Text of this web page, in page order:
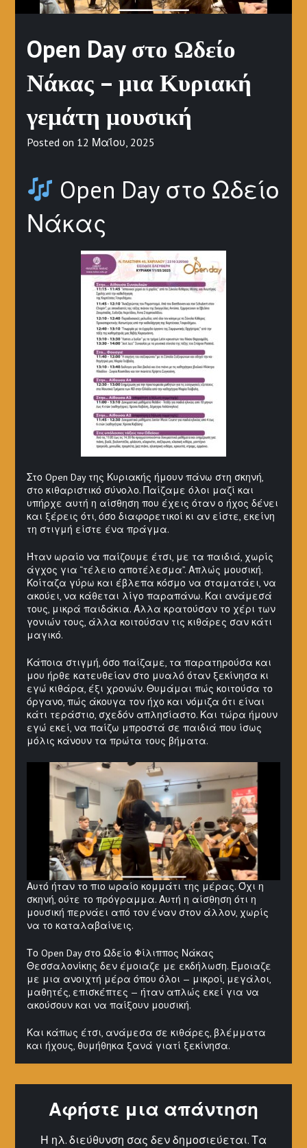
Open Day στο Ωδείο
Νάκας – μια Κυριακή
γεμάτη μουσική
Posted on 12 Μαΐου, 2025
Open Day στο Ωδείο
Νάκας
Στο Open Day της Κυριακής ήμουν πάνω στη σκηνή,
στο κιθαριστικό σύνολο. Παίζαμε όλοι μαζί και
υπήρχε αυτή η αίσθηση που έχεις όταν ο ήχος δένει
και ξέρεις ότι, όσο διαφορετικοί κι αν είστε, εκείνη
τη στιγμή είστε ένα πράγμα.
Ήταν ωραίο να παίζουμε έτσι, με τα παιδιά, χωρίς
άγχος για “τέλειο αποτέλεσμα”. Απλώς μουσική.
Κοίταζα γύρω και έβλεπα κόσμο να σταματάει, να
ακούει, να κάθεται λίγο παραπάνω. Και ανάμεσά
τους, μικρά παιδάκια. Άλλα κρατούσαν το χέρι των
γονιών τους, άλλα κοιτούσαν τις κιθάρες σαν κάτι
μαγικό.
Κάποια στιγμή, όσο παίζαμε, τα παρατηρούσα και
μου ήρθε κατευθείαν στο μυαλό όταν ξεκίνησα κι
εγώ κιθάρα, έξι χρονών. Θυμάμαι πώς κοιτούσα το
όργανο, πώς άκουγα τον ήχο και νόμιζα ότι είναι
κάτι τεράστιο, σχεδόν απλησίαστο. Και τώρα ήμουν
εγώ εκεί, να παίζω μπροστά σε παιδιά που ίσως
μόλις κάνουν τα πρώτα τους βήματα.
Αυτό ήταν το πιο ωραίο κομμάτι της μέρας. Όχι η
σκηνή, ούτε το πρόγραμμα. Αυτή η αίσθηση ότι η
μουσική περνάει από τον έναν στον άλλον, χωρίς
να το καταλαβαίνεις.
Το Open Day στο Ωδείο Φίλιππος Νάκας
Θεσσαλονίκης δεν έμοιαζε με εκδήλωση. Έμοιαζε
με μια ανοιχτή μέρα όπου όλοι — μικροί, μεγάλοι,
μαθητές, επισκέπτες — ήταν απλώς εκεί για να
ακούσουν και να παίξουν μουσική.
Και κάπως έτσι, ανάμεσα σε κιθάρες, βλέμματα
και ήχους, θυμήθηκα ξανά γιατί ξεκίνησα.
Αφήστε μια απάντηση
Η ηλ. διεύθυνση σας δεν δημοσιεύεται. Τα